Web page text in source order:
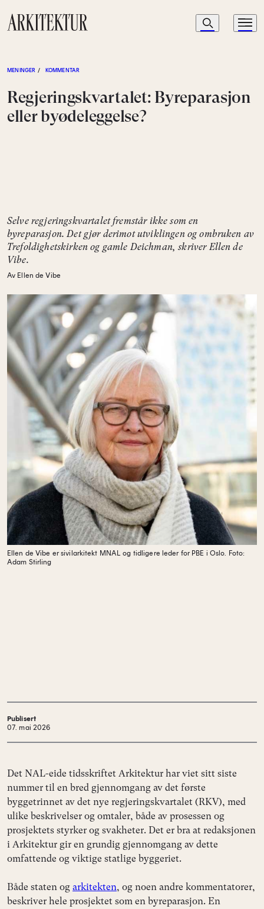
Navigasjon
Søk Meny
MENINGER / KOMMENTAR
Regjeringskvartalet: Byreparasjon
eller byødeleggelse?
Selve regjeringskvartalet fremstår ikke som en
byreparasjon. Det gjør derimot utviklingen og ombruken av
Trefoldighetskirken og gamle Deichman, skriver Ellen de
Vibe.
Av Ellen de Vibe
Ellen de Vibe er sivilarkitekt MNAL og tidligere leder for PBE i Oslo. Foto:
Adam Stirling
Publisert
07. mai 2026
Det NAL-eide tidsskriftet Arkitektur har viet sitt siste
nummer til en bred gjennomgang av det første
byggetrinnet av det nye regjeringskvartalet (RKV), med
ulike beskrivelser og omtaler, både av prosessen og
prosjektets styrker og svakheter. Det er bra at redaksjonen
i Arkitektur gir en grundig gjennomgang av dette
omfattende og viktige statlige byggeriet.
Både staten og arkitekten, og noen andre kommentatorer,
beskriver hele prosjektet som en byreparasjon. En